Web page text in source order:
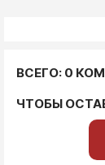
ВСЕГО: 0
ЧТОБЫ